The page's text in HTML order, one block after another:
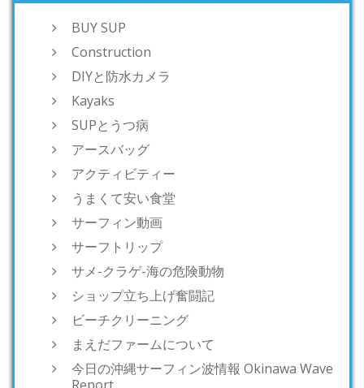
BUY SUP
Construction
DIYと防水カメラ
Kayaks
SUPとうつ病
アースバッグ
アクティビティー
うまくて安い食堂
サーフィン動画
サーフトリップ
サメ-クラゲ-海の危険動物
ショップ立ち上げ奮闘記
ビーチクリーニング
まえだファームについて
今日の沖縄サーフィン波情報 Okinawa Wave